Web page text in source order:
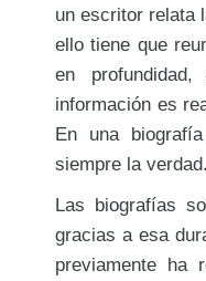
un escritor relata
ello tiene que
en
información es
En una
siempre la verdad.
Las biografías
gracias a esa
previamente ha